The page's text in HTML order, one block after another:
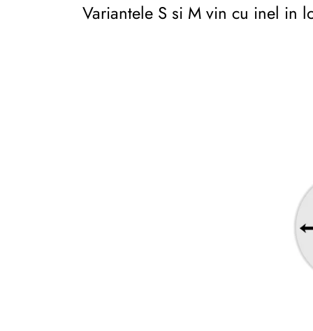
Variantele S si M vin cu inel in